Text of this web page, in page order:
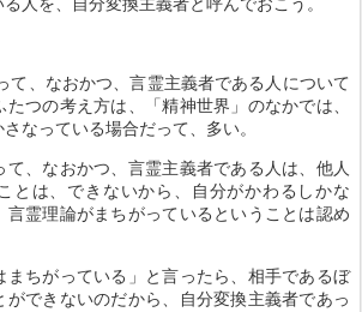
て、なおかつ、言霊主義者である人について
つの考え方は、「精神世界」のなかでは、
なっている場合だって、多い。
て、なおかつ、言霊主義者である人は、他人
とは、できないから、自分がかわるしかな
言霊理論がまちがっているということは認め
まちがっている」と言ったら、相手であるぼ
ができないのだから、自分変換主義者であっ